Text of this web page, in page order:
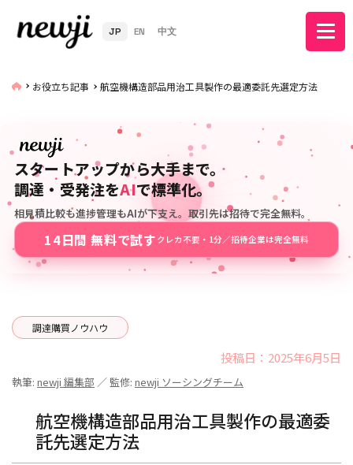
JP EN 中文
お役立ち記事 航空機構造部品用治工具製作の最適委託先選定方法
スタートアップから大手まで。
調達・受発注をAIで標準化。
相見積比較も進捗管理もAIが下支え。取引先は招待で完全無料。
14日間 無料で試す クレカ不要・1分／招待企業は完全無料
調達購買ノウハウ
投稿日：2025年6月5日
執筆: newji 編集部 ／ 監修: newji ソーシングチーム
航空機構造部品用治工具製作の最適委
託先選定方法